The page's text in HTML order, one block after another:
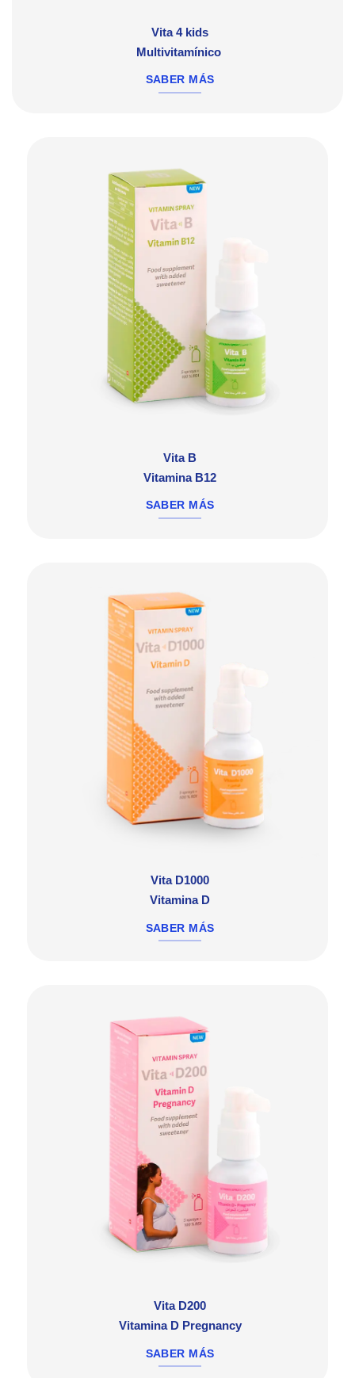
Vita 4 kids
Multivitamínico
SABER MÁS
Vita B
Vitamina B12
SABER MÁS
Vita D1000
Vitamina D
SABER MÁS
Vita D200
Vitamina D Pregnancy
SABER MÁS